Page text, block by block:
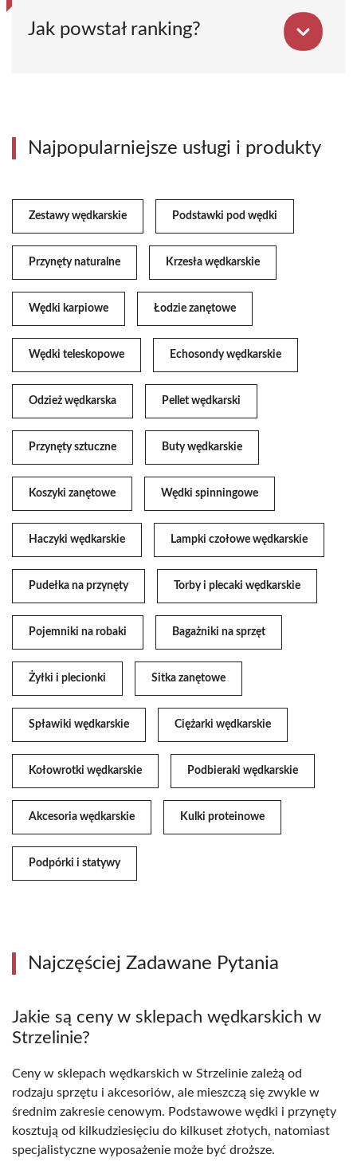
Jak powstał ranking?
Najpopularniejsze usługi i produkty
Zestawy wędkarskie Podstawki pod wędki
Przynęty naturalne Krzesła wędkarskie
Wędki karpiowe Łodzie zanętowe
Wędki teleskopowe Echosondy wędkarskie
Odzież wędkarska Pellet wędkarski
Przynęty sztuczne Buty wędkarskie
Koszyki zanętowe Wędki spinningowe
Haczyki wędkarskie Lampki czołowe wędkarskie
Pudełka na przynęty Torby i plecaki wędkarskie
Pojemniki na robaki Bagażniki na sprzęt
Żyłki i plecionki Sitka zanętowe
Spławiki wędkarskie Ciężarki wędkarskie
Kołowrotki wędkarskie Podbieraki wędkarskie
Akcesoria wędkarskie Kulki proteinowe
Podpórki i statywy
Najczęściej Zadawane Pytania
Jakie są ceny w sklepach wędkarskich w
Strzelinie?
Ceny w sklepach wędkarskich w Strzelinie zależą od
rodzaju sprzętu i akcesoriów, ale mieszczą się zwykle w
średnim zakresie cenowym. Podstawowe wędki i przynęty
kosztują od kilkudziesięciu do kilkuset złotych, natomiast
specjalistyczne wyposażenie może być droższe.